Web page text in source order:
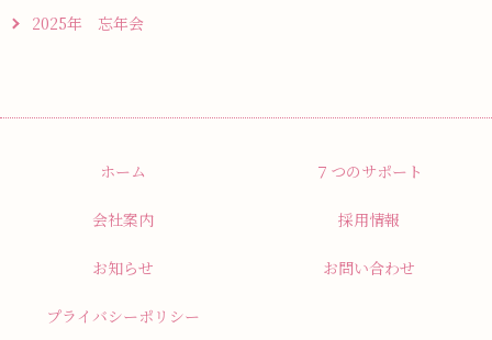
2025年 忘年会
ホーム ７つのサポート
会社案内 採用情報
お知らせ お問い合わせ
プライバシーポリシー